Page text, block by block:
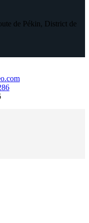
de Pékin, District de